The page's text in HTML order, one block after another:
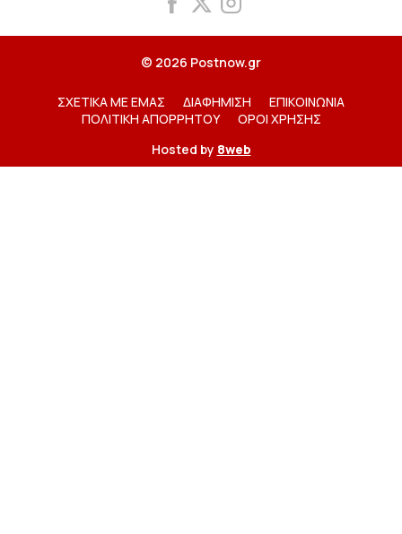
© 2026 Postnow.gr
ΣΧΕΤΙΚΑ ΜΕ ΕΜΑΣ ΔΙΑΦΗΜΙΣΗ
ΕΠΙΚΟΙΝΩΝΙΑ
ΠΟΛΙΤΙΚΗ ΑΠΟΡΡΗΤΟΥ
ΟΡΟΙ ΧΡΗΣΗΣ
Hosted by 8web